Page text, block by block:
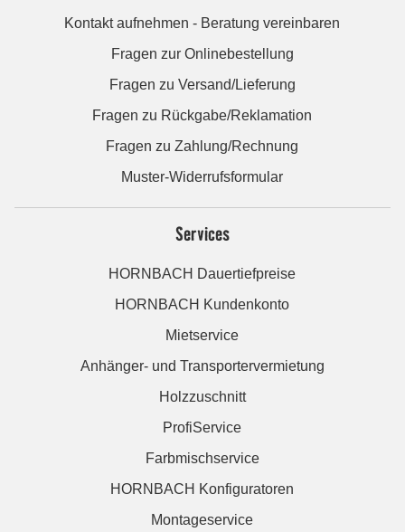
Kontakt aufnehmen - Beratung vereinbaren
Fragen zur Onlinebestellung
Fragen zu Versand/Lieferung
Fragen zu Rückgabe/Reklamation
Fragen zu Zahlung/Rechnung
Muster-Widerrufsformular
Services
HORNBACH Dauertiefpreise
HORNBACH Kundenkonto
Mietservice
Anhänger- und Transportervermietung
Holzzuschnitt
ProfiService
Farbmischservice
HORNBACH Konfiguratoren
Montageservice